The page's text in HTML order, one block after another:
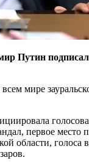
подписал
мире
первое
области,